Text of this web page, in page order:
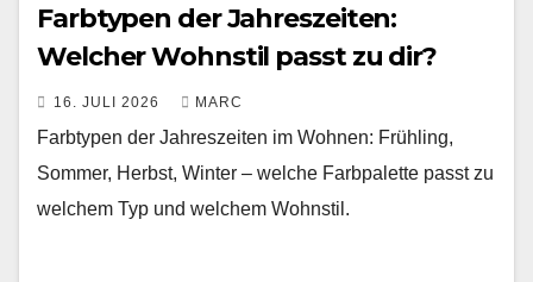
Farbtypen der Jahreszeiten:
Welcher Wohnstil passt zu dir?
16. JULI 2026 MARC
Farbtypen der Jahreszeiten im Wohnen: Frühling,
Sommer, Herbst, Winter – welche Farbpalette passt zu
welchem Typ und welchem Wohnstil.